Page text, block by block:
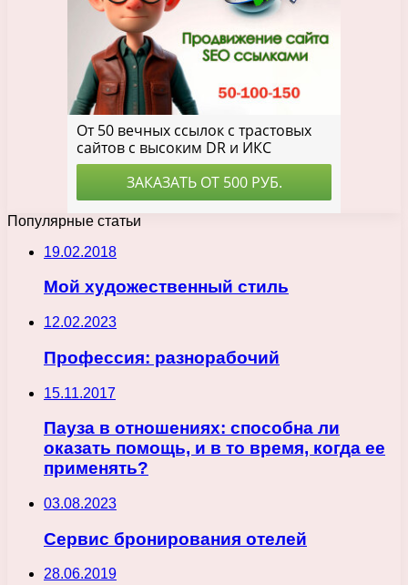
Популярные статьи
19.02.2018
Мой художественный стиль
12.02.2023
Профессия: разнорабочий
15.11.2017
Пауза в отношениях: способна ли
оказать помощь, и в то время, когда ее
применять?
03.08.2023
Сервис бронирования отелей
28.06.2019